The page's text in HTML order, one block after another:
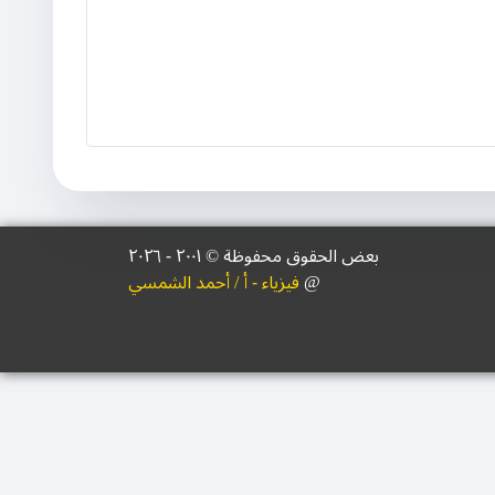
بعض الحقوق محفوظة © ۲۰۰١ - ٢٠٢٦
@فيزياء - أ / أحمد الشمسي